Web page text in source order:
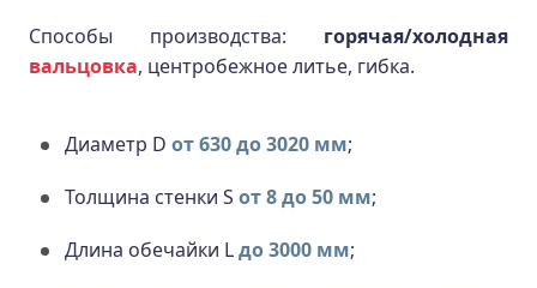
Способы производства: горячая/холодная
вальцовка, центробежное литье, гибка.
Диаметр D от 630 до 3020 мм;
Толщина стенки S от 8 до 50 мм;
Длина обечайки Lдо 3000 мм;